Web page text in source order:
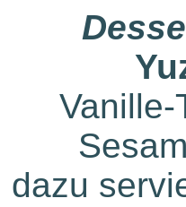
Vanille-
dazu